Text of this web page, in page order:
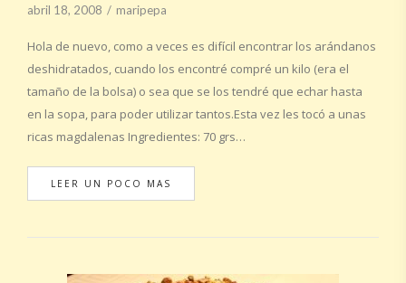
abril 18, 2008 maripepa
Hola de nuevo, como a veces es difícil encontrar los arándanos
deshidratados, cuando los encontré compré un kilo (era el
tamaño de la bolsa) o sea que se los tendré que echar hasta
en la sopa, para poder utilizar tantos.Esta vez les tocó a unas
ricas magdalenas Ingredientes: 70 grs…
LEER UN POCO MAS